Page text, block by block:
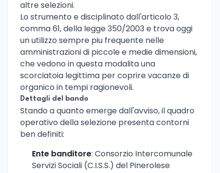
altre selezioni.
Lo strumento e disciplinato dall'articolo 3,
comma 61, della legge 350/2003 e trova oggi
un utilizzo sempre piu frequente nelle
amministrazioni di piccole e medie dimensioni,
che vedono in questa modalita una
scorciatoia legittima per coprire vacanze di
organico in tempi ragionevoli.
Dettagli del bando
Stando a quanto emerge dall'avviso, il quadro
operativo della selezione presenta contorni
ben definiti:
Ente banditore: Consorzio Intercomunale
Servizi Sociali (C.I.S.S.) del Pinerolese